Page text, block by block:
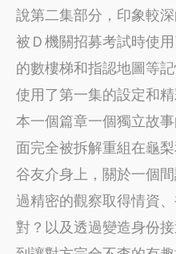
說第二集部分，印象較
被Ｄ機關招募考試時使
的數樓梯和指認地圖等
使用了第一集的設定和
本一個篇章一個獨立故
面完全被拆解重組在龜
谷友介身上，關於一個
過精密的觀察取得情資
對？以及透過變造身份